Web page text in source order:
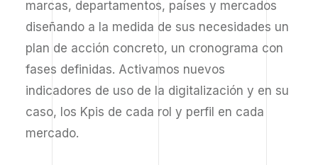
marcas, departamentos, países y mercados
diseñando a la medida de sus necesidades un
plan de acción concreto, un cronograma con
fases definidas. Activamos nuevos
indicadores de uso de la digitalización y en su
caso, los Kpis de cada rol y perfil en cada
mercado.